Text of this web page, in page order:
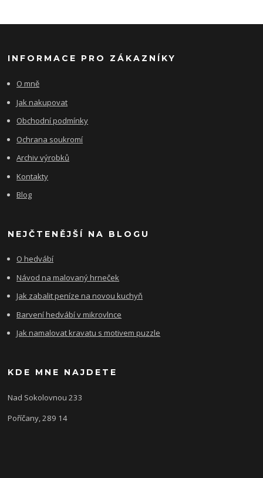
INFORMACE PRO ZÁKAZNÍKY
O mně
Jak nakupovat
Obchodní podmínky
Ochrana soukromí
Archiv výrobků
Kontakty
Blog
NEJČTENĚJŠÍ NA BLOGU
O hedvábí
Návod na malovaný hrneček
Jak zabalit peníze na novou kuchyň
Barvení hedvábí v mikrovlnce
Jak namalovat kravatu s motivem puzzle
KDE MNE NAJDETE
Nad Sokolovnou 233
Poříčany, 289 14